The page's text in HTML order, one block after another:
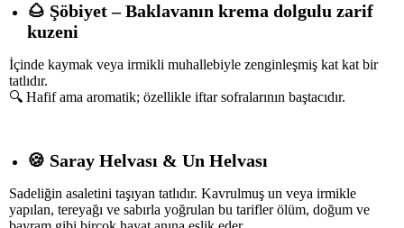
🌰 Şöbiyet – Baklavanın krema dolgulu zarif
kuzeni
İçinde kaymak veya irmikli muhallebiyle zenginleşmiş kat kat bir
tatlıdır.
🔍 Hafif ama aromatik; özellikle iftar sofralarının baştacıdır.
🍪 Saray Helvası & Un Helvası
Sadeliğin asaletini taşıyan tatlıdır. Kavrulmuş un veya irmikle
yapılan, tereyağı ve sabırla yoğrulan bu tarifler ölüm, doğum ve